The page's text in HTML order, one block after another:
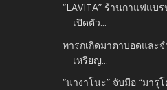
“LAVITA” ร้านกาแฟแ
เปิดตัว...
ทารกเกิดมาตาบอดและ
เหรียญ...
“นางาโนะ” จับมือ “มารุ